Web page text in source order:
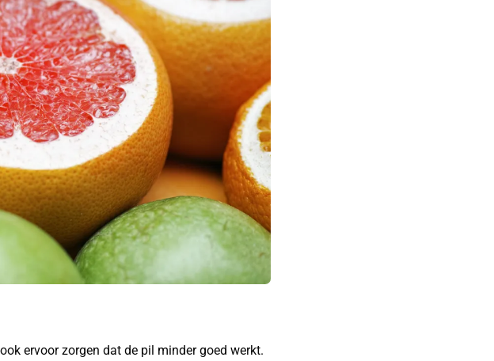
ervoor zorgen dat de pil minder goed werkt.